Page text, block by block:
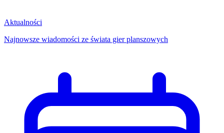
Aktualności
Najnowsze wiadomości ze świata gier planszowych